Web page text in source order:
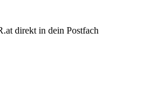
direkt in dein Postfach